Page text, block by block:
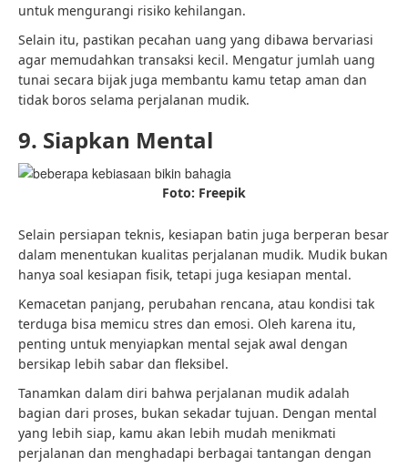
untuk mengurangi risiko kehilangan.
Selain itu, pastikan pecahan uang yang dibawa bervariasi
agar memudahkan transaksi kecil. Mengatur jumlah uang
tunai secara bijak juga membantu kamu tetap aman dan
tidak boros selama perjalanan mudik.
9. Siapkan Mental
Foto: Freepik
Selain persiapan teknis, kesiapan batin juga berperan besar
dalam menentukan kualitas perjalanan mudik. Mudik bukan
hanya soal kesiapan fisik, tetapi juga kesiapan mental.
Kemacetan panjang, perubahan rencana, atau kondisi tak
terduga bisa memicu stres dan emosi. Oleh karena itu,
penting untuk menyiapkan mental sejak awal dengan
bersikap lebih sabar dan fleksibel.
Tanamkan dalam diri bahwa perjalanan mudik adalah
bagian dari proses, bukan sekadar tujuan. Dengan mental
yang lebih siap, kamu akan lebih mudah menikmati
perjalanan dan menghadapi berbagai tantangan dengan